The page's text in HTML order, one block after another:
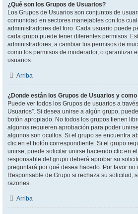
¿Qué son los Grupos de Usuarios?
Los Grupos de Usuarios son conjuntos de
comunidad en sectores manejables con los
administradores del foro. Cada usuario puede
cada grupo puede tener diferentes permisos.
administradores, a cambiar los permisos de
como los permisos de moderador, o garantizar
usuarios.
Arriba
¿Donde están los Grupos de Usuarios y
Puede ver todos los Grupos de usuarios a
Usuarios”. Si desea unirse a algún grupo,
botón apropiado. No todos los grupos tienen
algunos requieren aprobación para poder
algunos son ocultos. Si el grupo se encuentra
clic en el botón correspondiente. Si el grupo
unirse, puede solicitar unirse haciendo clic en
responsable del grupo deberá aprobar su
preguntará por qué desea hacerlo. Por favor no
Responsable de Grupo si rechaza su solicitud;
razones.
Arriba